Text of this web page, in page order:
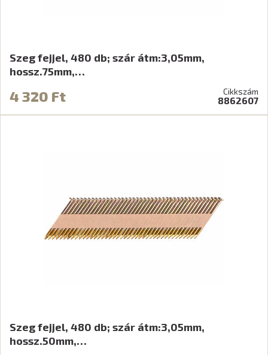
Szeg fejjel, 480 db; szár átm:3,05mm,
hossz.75mm,…
4 320 Ft Cikkszám
8862607
Szeg fejjel, 480 db; szár átm:3,05mm,
hossz.50mm,…